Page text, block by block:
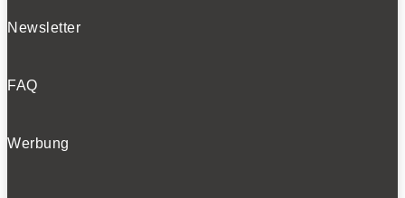
Newsletter
FAQ
Werbung